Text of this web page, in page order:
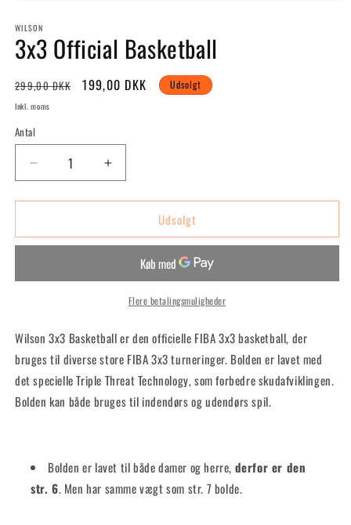
1
i
modus
WILSON
3x3 Official Basketball
Normalpris
299,00 DKK Udsalgspris
199,00 DKK Udsolgt
Inkl. moms
Antal
Reducer
antallet
for
Official
Øg
antallet
for
Official
Udsolgt
Flere betalingsmuligheder
Wilson 3x3 Basketball er den officielle FIBA 3x3 basketball, der
bruges til diverse store FIBA 3x3 turneringer. Bolden er lavet med
det specielle Triple Threat Technology, som forbedre skudafviklingen.
Bolden kan både bruges til indendørs og udendørs spil.
Bolden er lavet til både damer og herre, derfor er den
str. 6. Men har samme vægt som str. 7 bolde.